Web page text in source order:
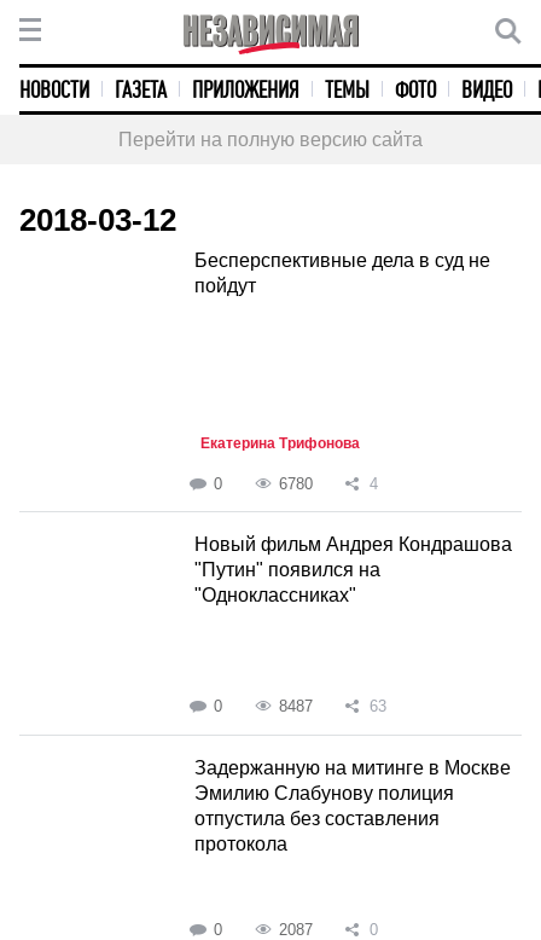
НОВОСТИ ГАЗЕТА ПРИЛОЖЕНИЯ ТЕМЫ ФОТО ВИДЕО
Перейти на полную версию сайта
2018-03-12
Бесперспективные дела в суд не
пойдут
Екатерина Трифонова
0 6780 4
Новый фильм Андрея Кондрашова
"Путин" появился на
"Одноклассниках"
0 8487 63
Задержанную на митинге в Москве
Эмилию Слабунову полиция
отпустила без составления
протокола
0 2087 0